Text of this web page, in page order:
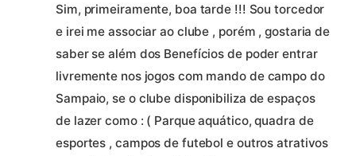
Sim, primeiramente, boa tarde !!! Sou torcedor
e irei me associar ao clube , porém , gostaria de
saber se além dos Benefícios de poder entrar
livremente nos jogos com mando de campo do
Sampaio, se o clube disponibiliza de espaços
de lazer como : ( Parque aquático, quadra de
esportes , campos de futebol e outros atrativos